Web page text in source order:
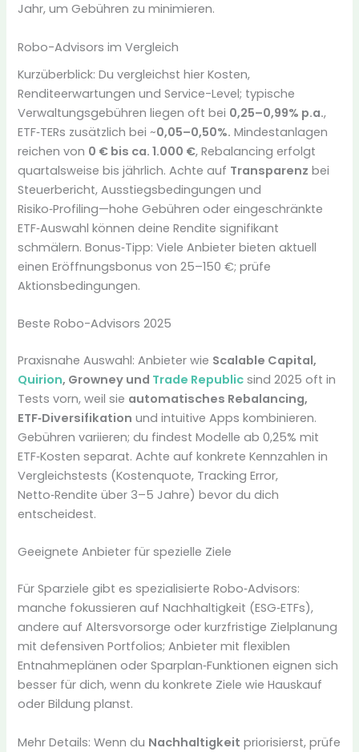
Jahr, um Gebühren zu minimieren.
Robo-Advisors im Vergleich
Kurzüberblick: Du vergleichst hier Kosten,
Renditeerwartungen und Service-Level; typische
Verwaltungsgebühren liegen oft bei 0,25–0,99% p.a.,
ETF‑TERs zusätzlich bei ~0,05–0,50%. Mindestanlagen
reichen von 0 € bis ca. 1.000 €, Rebalancing erfolgt
quartalsweise bis jährlich. Achte auf Transparenz bei
Steuerbericht, Ausstiegsbedingungen und
Risiko‑Profiling—hohe Gebühren oder eingeschränkte
ETF‑Auswahl können deine Rendite signifikant
schmälern. Bonus‑Tipp: Viele Anbieter bieten aktuell
einen Eröffnungsbonus von 25–150 €; prüfe
Aktionsbedingungen.
Beste Robo-Advisors 2025
Praxisnahe Auswahl: Anbieter wie Scalable Capital,
Quirion, Growney und Trade Republic sind 2025 oft in
Tests vorn, weil sie automatisches Rebalancing,
ETF‑Diversifikation und intuitive Apps kombinieren.
Gebühren variieren; du findest Modelle ab 0,25% mit
ETF‑Kosten separat. Achte auf konkrete Kennzahlen in
Vergleichstests (Kostenquote, Tracking Error,
Netto‑Rendite über 3–5 Jahre) bevor du dich
entscheidest.
Geeignete Anbieter für spezielle Ziele
Für Sparziele gibt es spezialisierte Robo‑Advisors:
manche fokussieren auf Nachhaltigkeit (ESG‑ETFs),
andere auf Altersvorsorge oder kurzfristige Zielplanung
mit defensiven Portfolios; Anbieter mit flexiblen
Entnahmeplänen oder Sparplan‑Funktionen eignen sich
besser für dich, wenn du konkrete Ziele wie Hauskauf
oder Bildung planst.
Mehr Details: Wenn du Nachhaltigkeit priorisierst, prüfe